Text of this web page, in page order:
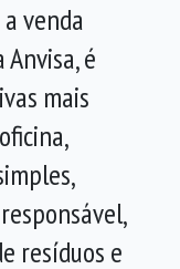
venda
é
mais
resíduos e